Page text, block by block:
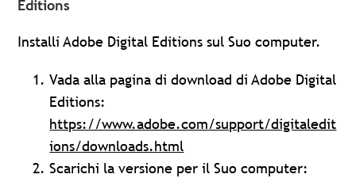
Editions
Installi Adobe Digital Editions sul Suo computer.
Vada alla pagina di download di Adobe Digital
Editions:
https://www.adobe.com/support/digitaledit
ions/downloads.html
Scarichi la versione per il Suo computer: